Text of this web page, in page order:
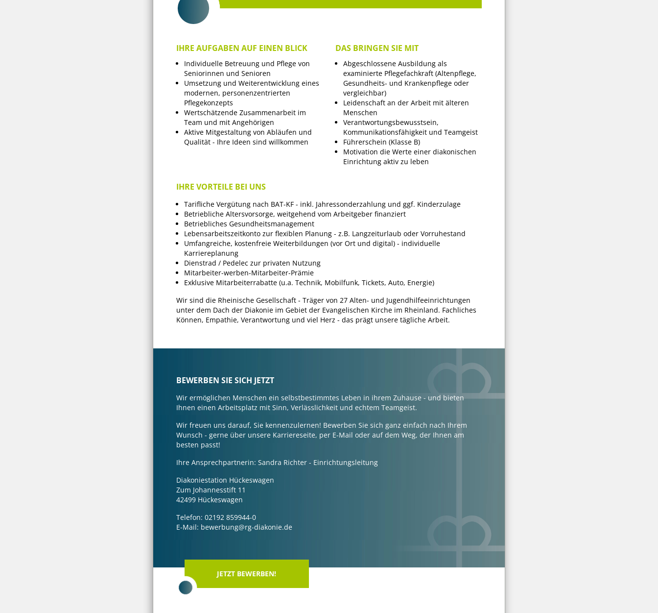
IHRE AUFGABEN AUF EINEN BLICK
Individuelle Betreuung und Pflege von
Seniorinnen und Senioren
Umsetzung und Weiterentwicklung eines
modernen, personenzentrierten
Pflegekonzepts
Wertschätzende Zusammenarbeit im
Team und mit Angehörigen
Aktive Mitgestaltung von Abläufen und
Qualität - Ihre Ideen sind willkommen
DAS BRINGEN SIE MIT
Abgeschlossene Ausbildung als
examinierte Pflegefachkraft (Altenpflege,
Gesundheits- und Krankenpflege oder
vergleichbar)
Leidenschaft an der Arbeit mit älteren
Menschen
Verantwortungsbewusstsein,
Kommunikationsfähigkeit und Teamgeist
Führerschein (Klasse B)
Motivation die Werte einer diakonischen
Einrichtung aktiv zu leben
IHRE VORTEILE BEI UNS
Tarifliche Vergütung nach BAT-KF - inkl. Jahressonderzahlung und ggf. Kinderzulage
Betriebliche Altersvorsorge, weitgehend vom Arbeitgeber finanziert
Betriebliches Gesundheitsmanagement
Lebensarbeitszeitkonto zur flexiblen Planung - z.B. Langzeiturlaub oder Vorruhestand
Umfangreiche, kostenfreie Weiterbildungen (vor Ort und digital) - individuelle
Karriereplanung
Dienstrad / Pedelec zur privaten Nutzung
Mitarbeiter-werben-Mitarbeiter-Prämie
Exklusive Mitarbeiterrabatte (u.a. Technik, Mobilfunk, Tickets, Auto, Energie)
Wir sind die Rheinische Gesellschaft - Träger von 27 Alten- und Jugendhilfeeinrichtungen
unter dem Dach der Diakonie im Gebiet der Evangelischen Kirche im Rheinland. Fachliches
Können, Empathie, Verantwortung und viel Herz - das prägt unsere tägliche Arbeit.
BEWERBEN SIE SICH JETZT
Wir ermöglichen Menschen ein selbstbestimmtes Leben in ihrem Zuhause - und bieten
Ihnen einen Arbeitsplatz mit Sinn, Verlässlichkeit und echtem Teamgeist.
Wir freuen uns darauf, Sie kennenzulernen! Bewerben Sie sich ganz einfach nach Ihrem
Wunsch - gerne über unsere Karriereseite, per E-Mail oder auf dem Weg, der Ihnen am
besten passt!
Ihre Ansprechpartnerin: Sandra Richter - Einrichtungsleitung
Diakoniestation Hückeswagen
Zum Johannesstift 11
42499 Hückeswagen
Telefon: 02192 859944-0
E-Mail: bewerbung@rg-diakonie.de
JETZT BEWERBEN!